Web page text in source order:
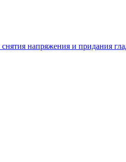
напряжения и придания